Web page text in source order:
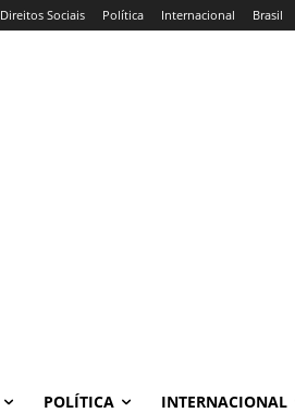
Direitos Sociais Política Internacional Brasil
POLÍTICA INTERNACIONAL